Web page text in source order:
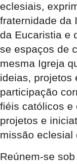
eclesiais,
fraternidade da
da Eucaristia e
se espaços de
mesma Igreja
ideias, projetos
participação
fiéis católicos e
projetos e
missão eclesial
Reúnem-se